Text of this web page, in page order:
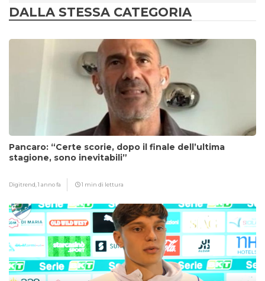
DALLA STESSA CATEGORIA
Pancaro: “Certe scorie, dopo il finale dell’ultima
stagione, sono inevitabili”
Digitrend,1 anno fa 1 min di lettura